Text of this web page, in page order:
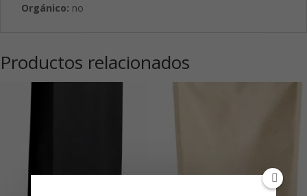
Orgánico: no
Productos relacionados